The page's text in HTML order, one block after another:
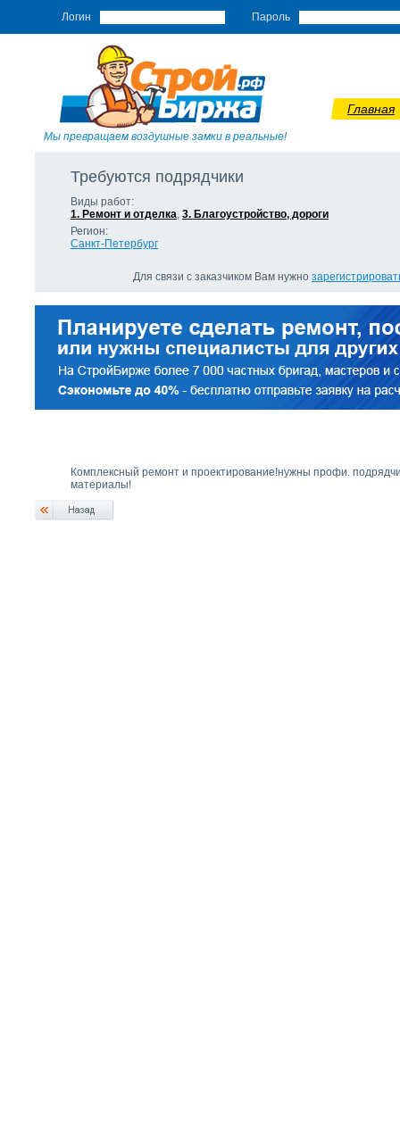
Логин Пароль
Мы превращаем воздушные замки в реальные!
Главная
Требуются подрядчики
Виды работ:
1. Ремонт и отделка, 3. Благоустройство, дороги
Регион:
Санкт-Петербург
Для связи с заказчиком Вам нужно
Комплексный ремонт и проектирование!нужны профи.
материалы!